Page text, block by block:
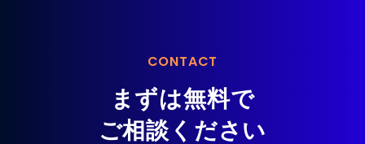
CONTACT
まずは無料で
ご相談ください